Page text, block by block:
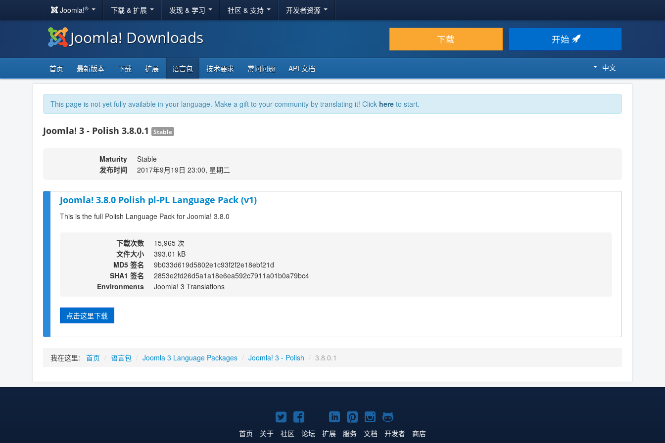
Joomla!® 下载 & 扩展 发现 & 学习 社区 & 支持 开发者资源
Joomla! Downloads 下载 开始
首页 最新版本 下载 扩展 语言包 技术要求 常问问题 API 文档 中文
This page is not yet fully available in your language. Make a gift to your community by translating it! Click here to start.
Joomla! 3 - Polish 3.8.0.1 Stable
Maturity
Stable
发布时间
2017年9月19日 23:00, 星期二
Joomla! 3.8.0 Polish pl-PL Language Pack (v1)
This is the full Polish Language Pack for Joomla! 3.8.0
下载次数
15,965 次
文件大小
393.01 kB
MD5 签名
9b033d619d5802e1c93f2f2e18ebf21d
SHA1 签名
2853e2fd26d5a1a18e6ea592c7911a01b0a79bc4
Environments
Joomla! 3 Translations
点击这里下载
我在这里: 首页 / 语言包 / Joomla 3 Language Packages / Joomla! 3 - Polish / 3.8.0.1
Twitter
主
Facebook
主
YouTube
主
LinkedIn
主
Pinterest
主
Instagram
主
GitHub
主
首页 关于 社区 论坛 扩展 服务 文档 开发者 商店